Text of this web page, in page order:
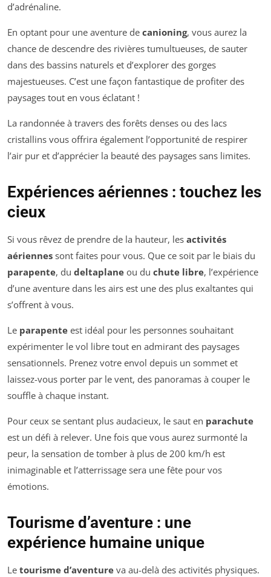
d’adrénaline.
En optant pour une aventure de canioning, vous aurez la
chance de descendre des rivières tumultueuses, de sauter
dans des bassins naturels et d’explorer des gorges
majestueuses. C’est une façon fantastique de profiter des
paysages tout en vous éclatant !
La randonnée à travers des forêts denses ou des lacs
cristallins vous offrira également l’opportunité de respirer
l’air pur et d’apprécier la beauté des paysages sans limites.
Expériences aériennes : touchez les
cieux
Si vous rêvez de prendre de la hauteur, les activités
aériennes sont faites pour vous. Que ce soit par le biais du
parapente, du deltaplane ou du chute libre, l’expérience
d’une aventure dans les airs est une des plus exaltantes qui
s’offrent à vous.
Le parapente est idéal pour les personnes souhaitant
expérimenter le vol libre tout en admirant des paysages
sensationnels. Prenez votre envol depuis un sommet et
laissez-vous porter par le vent, des panoramas à couper le
souffle à chaque instant.
Pour ceux se sentant plus audacieux, le saut en parachute
est un défi à relever. Une fois que vous aurez surmonté la
peur, la sensation de tomber à plus de 200 km/h est
inimaginable et l’atterrissage sera une fête pour vos
émotions.
Tourisme d’aventure : une
expérience humaine unique
Le tourisme d’aventure va au-delà des activités physiques.